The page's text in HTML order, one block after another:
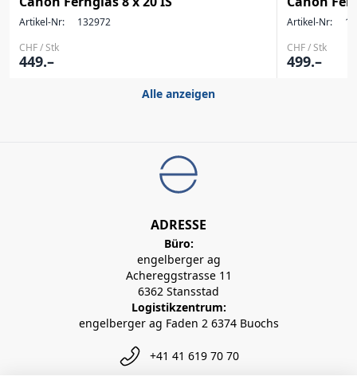
Artikel-Nr:
132972
CHF / Stk
449.–
Artikel-Nr:
CHF / Stk
499.–
Alle anzeigen
ADRESSE
Büro:
engelberger ag
Achereggstrasse 11
6362 Stansstad
Logistikzentrum:
engelberger ag Faden 2 6374 Buochs
+41 41 619 70 70